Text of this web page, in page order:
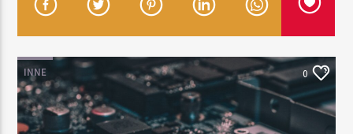
TYTUŁ
ARTYSTA
INNE 0